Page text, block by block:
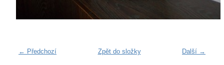
← Předchozí Další →
Zpět do složky